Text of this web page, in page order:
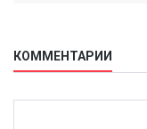
КОММЕНТАРИИ